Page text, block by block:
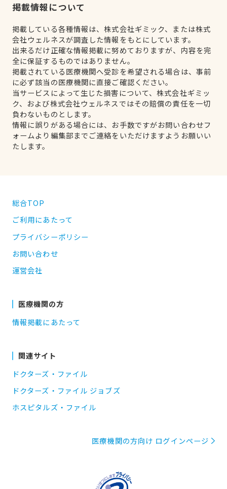
掲載情報について
掲載している各種情報は、株式会社ギミック、または株式
会社ウェルネスが調査した情報をもとにしています。
出来るだけ正確な情報掲載に努めておりますが、内容を完
全に保証するものではありません。
掲載されている医療機関へ受診を希望される場合は、事前
に必ず該当の医療機関に直接ご確認ください。
当サービスによって生じた損害について、株式会社ギミッ
ク、および株式会社ウェルネスではその賠償の責任を一切
負わないものとします。
情報に誤りがある場合には、お手数ですがお問い合わせフ
ォームより編集部までご連絡をいただけますようお願いい
たします。
総合TOP
ご利用にあたって
プライバシーポリシー
お問い合わせ
運営会社
医療機関の方
情報掲載にあたって
関連サイト
ドクターズ・ファイル
ドクターズ・ファイル ジョブズ
ホスピタルズ・ファイル
医療機関の方向け ログインページ